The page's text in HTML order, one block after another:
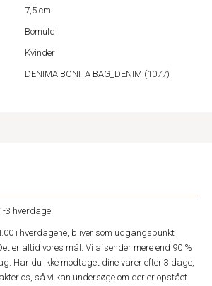
7,5 cm
Bomuld
Kvinder
DENIMA BONITA BAG_DENIM (1077)
3 hverdage
i hverdagene, bliver som udgangspunkt
er altid vores mål. Vi afsender mere end 90 %
Har du ikke modtaget dine varer efter 3 dage,
os, så vi kan undersøge om der er opstået